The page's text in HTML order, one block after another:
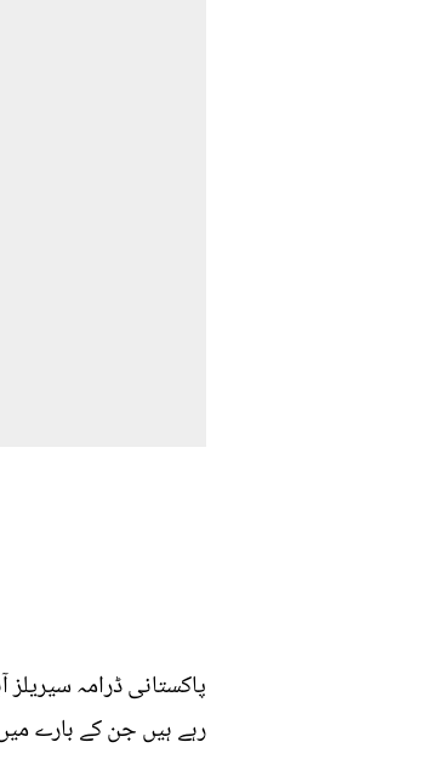
پاکستانی ڈرامہ
رہے ہیں جن کے بارے